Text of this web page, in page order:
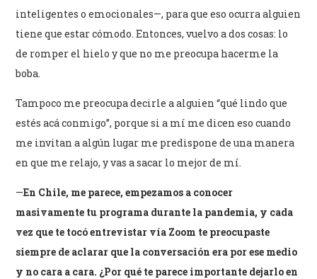
inteligentes o emocionales—, para que eso ocurra alguien
tiene que estar cómodo. Entonces, vuelvo a dos cosas: lo
de romper el hielo y que no me preocupa hacerme la
boba.
Tampoco me preocupa decirle a alguien “qué lindo que
estés acá conmigo”, porque si a mí me dicen eso cuando
me invitan a algún lugar me predispone de una manera
en que me relajo, y vas a sacar lo mejor de mí.
—En Chile, me parece, empezamos a conocer
masivamente tu programa durante la pandemia, y cada
vez que te tocó entrevistar vía Zoom te preocupaste
siempre de aclarar que la conversación era por ese medio
y no cara a cara. ¿Por qué te parece importante dejarlo en